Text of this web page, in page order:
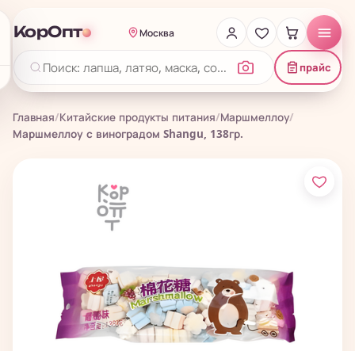
КорОпт Москва
прайс
Главная/Китайские продукты питания/Маршмеллоу/
Маршмеллоу с виноградом Shangu, 138гр.